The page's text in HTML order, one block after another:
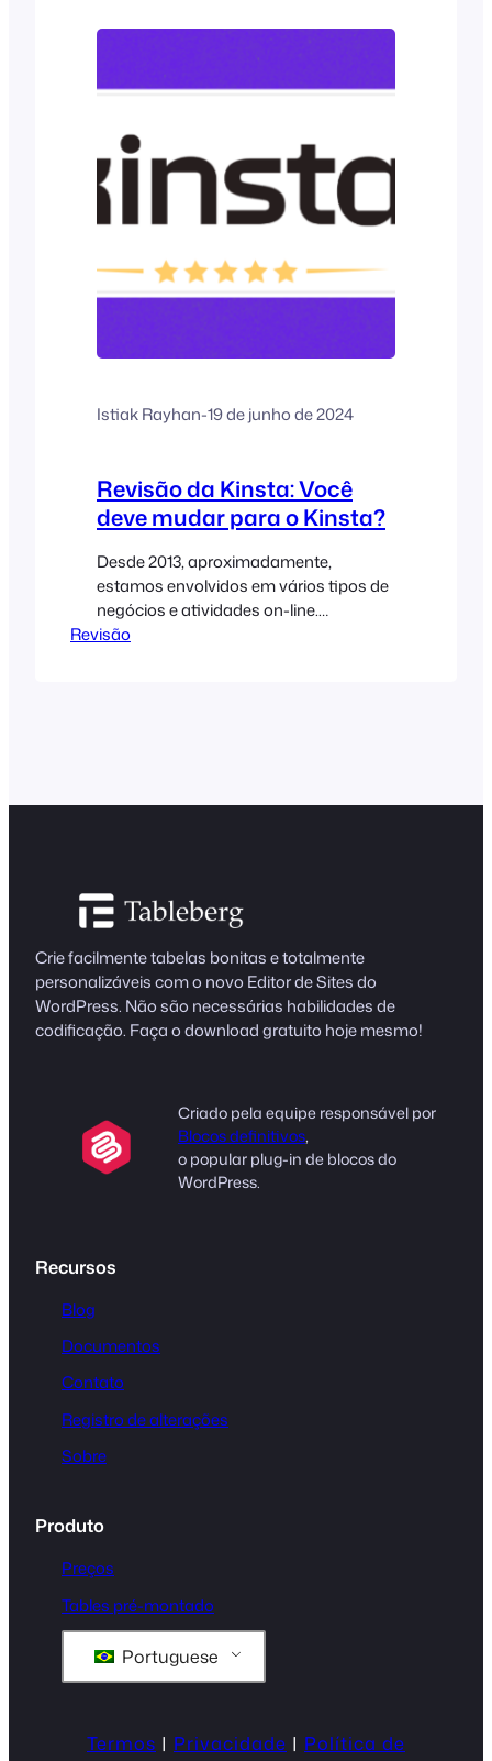
precisa de mais blocos para tornar as
coisas funcionais. É aí que o Ultimate
Istiak Rayhan-19 de junho de 2024
Revisão da Kinsta: Você
deve mudar para o Kinsta?
Desde 2013, aproximadamente,
estamos envolvidos em vários tipos de
negócios e atividades on-line.
Costumávamos ter uma variedade de
Revisão
Crie facilmente tabelas bonitas e totalmente
personalizáveis com o novo Editor de Sites do
WordPress. Não são necessárias habilidades de
codificação. Faça o download gratuito hoje mesmo!
Criado pela equipe responsável por
Blocos definitivos,
o popular plug-in de blocos do
WordPress.
Recursos
Blog
Documentos
Contato
Registro de alterações
Sobre
Produto
Preços
Tables pré-montado
Portuguese
Termos | Privacidade | Política de